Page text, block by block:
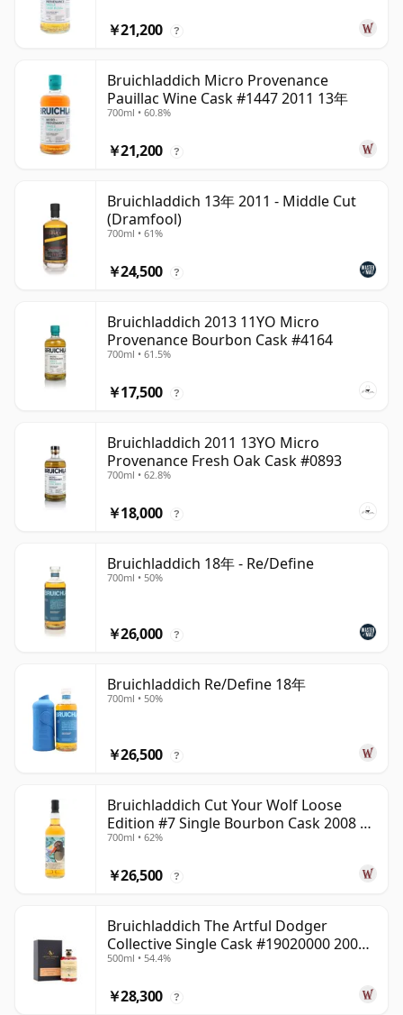
￥21,200 ?
Bruichladdich Micro Provenance
Pauillac Wine Cask #1447 2011 13年
700ml • 60.8%
￥21,200 ?
Bruichladdich 13年 2011 - Middle Cut
(Dramfool)
700ml • 61%
￥24,500 ?
Bruichladdich 2013 11YO Micro
Provenance Bourbon Cask #4164
700ml • 61.5%
￥17,500 ?
Bruichladdich 2011 13YO Micro
Provenance Fresh Oak Cask #0893
700ml • 62.8%
￥18,000 ?
Bruichladdich 18年 - Re/Define
700ml • 50%
￥26,000 ?
Bruichladdich Re/Define 18年
700ml • 50%
￥26,500 ?
Bruichladdich Cut Your Wolf Loose
Edition #7 Single Bourbon Cask 2008 14
年
700ml • 62%
￥26,500 ?
Bruichladdich The Artful Dodger
Collective Single Cask #19020000 2001
22年
500ml • 54.4%
￥28,300 ?